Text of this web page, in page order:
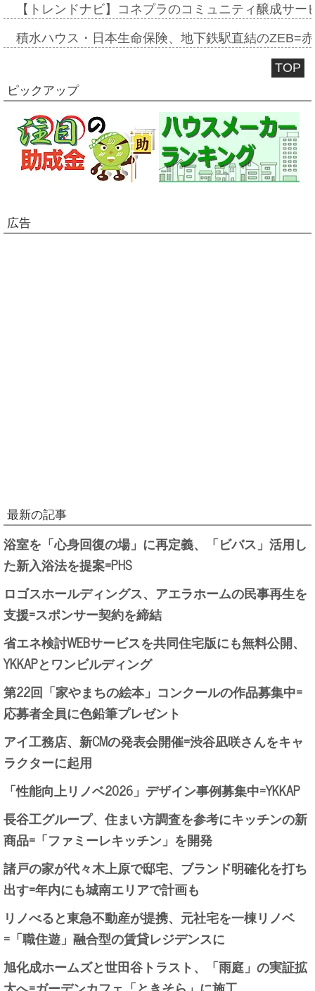
【トレンドナビ】コネプラのコミュニティ醸成サ
積水ハウス・日本生命保険、地下鉄駅直結のZEB=
TOP
ピックアップ
広告
最新の記事
浴室を「心身回復の場」に再定義、「ビバス」活用し
た新入浴法を提案=PHS
ロゴスホールディングス、アエラホームの民事再生を
支援=スポンサー契約を締結
省エネ検討WEBサービスを共同住宅版にも無料公開、
YKKAPとワンビルディング
第22回「家やまちの絵本」コンクールの作品募集中=
応募者全員に色鉛筆プレゼント
アイ工務店、新CMの発表会開催=渋谷凪咲さんをキャ
ラクターに起用
「性能向上リノベ2026」デザイン事例募集中=YKKAP
長谷工グループ、住まい方調査を参考にキッチンの新
商品=「ファミーレキッチン」を開発
諸戸の家が代々木上原で邸宅、ブランド明確化を打ち
出す=年内にも城南エリアで計画も
リノべると東急不動産が提携、元社宅を一棟リノベ
=「職住遊」融合型の賃貸レジデンスに
旭化成ホームズと世田谷トラスト、「雨庭」の実証拡